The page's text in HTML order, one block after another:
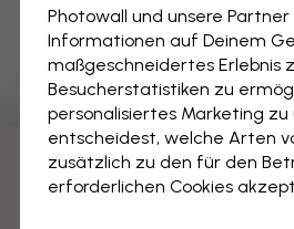
Zeigt Seite 1 von
Weitere Kategorien
Photowall und unsere Partner
Informationen auf Deinem
maßgeschneidertes Erlebnis
Besucherstatistiken zu
personalisiertes Marketing
entscheidest, welche Arten
zusätzlich zu den für den
erforderlichen Cookies